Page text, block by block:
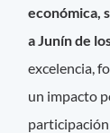
económica,
a Junín de
excelencia,
un impacto